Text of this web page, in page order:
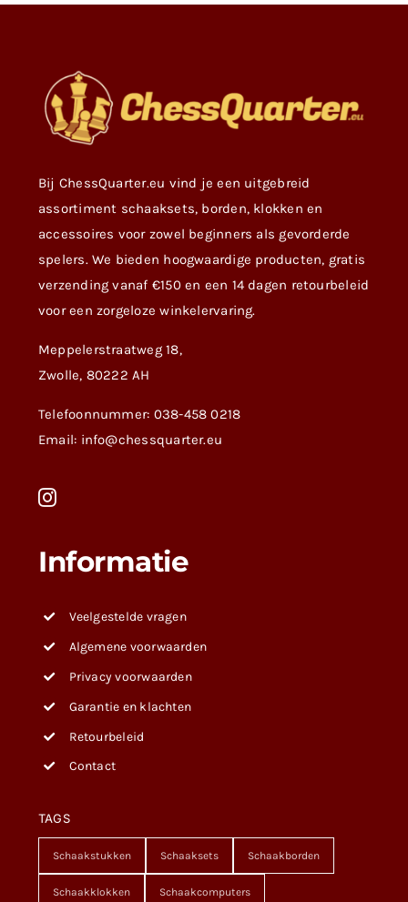
Bij ChessQuarter.eu vind je een uitgebreid
assortiment schaaksets, borden, klokken en
accessoires voor zowel beginners als gevorderde
spelers. We bieden hoogwaardige producten, gratis
verzending vanaf €150 en een 14 dagen retourbeleid
voor een zorgeloze winkelervaring.
Meppelerstraatweg 18,
Zwolle, 80222 AH
Telefoonnummer: 038-458 0218
Email: info@chessquarter.eu
Informatie
Veelgestelde vragen
Algemene voorwaarden
Privacy voorwaarden
Garantie en klachten
Retourbeleid
Contact
TAGS
Schaakstukken Schaaksets Schaakborden
Schaakklokken Schaakcomputers